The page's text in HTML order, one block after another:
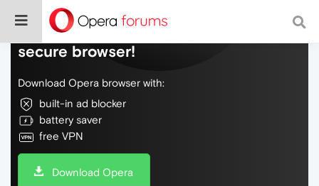
Do more on the web, with a fast and
secure browser!
Download Opera browser with:
built-in ad blocker
battery saver
free VPN
Download Opera